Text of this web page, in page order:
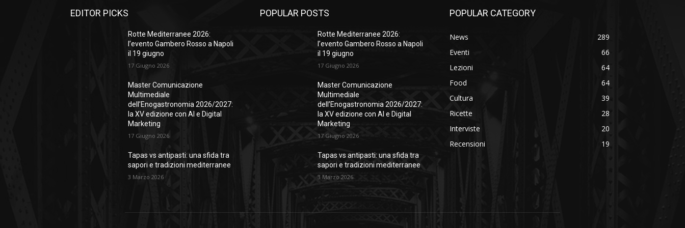
EDITOR PICKS
Rotte Mediterranee 2026:
l’evento Gambero Rosso a Napoli
il 19 giugno
17 Giugno 2026
Master Comunicazione
Multimediale
dell’Enogastronomia 2026/2027:
la XV edizione con AI e Digital
Marketing
17 Giugno 2026
Tapas vs antipasti: una sfida tra
sapori e tradizioni mediterranee
3 Marzo 2026
POPULAR POSTS
Rotte Mediterranee 2026:
l’evento Gambero Rosso a Napoli
il 19 giugno
17 Giugno 2026
Master Comunicazione
Multimediale
dell’Enogastronomia 2026/2027:
la XV edizione con AI e Digital
Marketing
17 Giugno 2026
Tapas vs antipasti: una sfida tra
sapori e tradizioni mediterranee
3 Marzo 2026
POPULAR CATEGORY
News
289
Eventi
66
Lezioni
64
Food
64
Cultura
39
Ricette
28
Interviste
20
Recensioni
19